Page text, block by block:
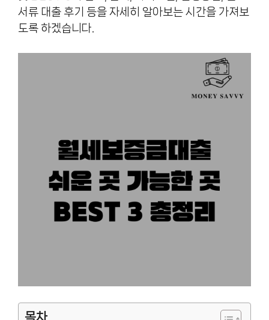
서류 대출 후기 등을 자세히 알아보는 시간을 가져보
도록 하겠습니다.